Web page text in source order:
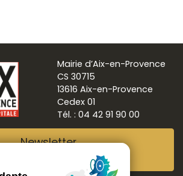
Mairie d’Aix-en-Provence
CS 30715
13616 Aix-en-Provence
Cedex 01
Tél. : 04 42 91 90 00
Newsletter